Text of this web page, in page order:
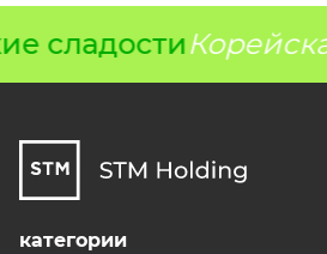
сладости
категории